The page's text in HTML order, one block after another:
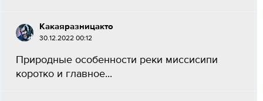
Какаяразницакто
30.12.2022 00:12
Природные особенности реки миссисипи
коротко и главное...